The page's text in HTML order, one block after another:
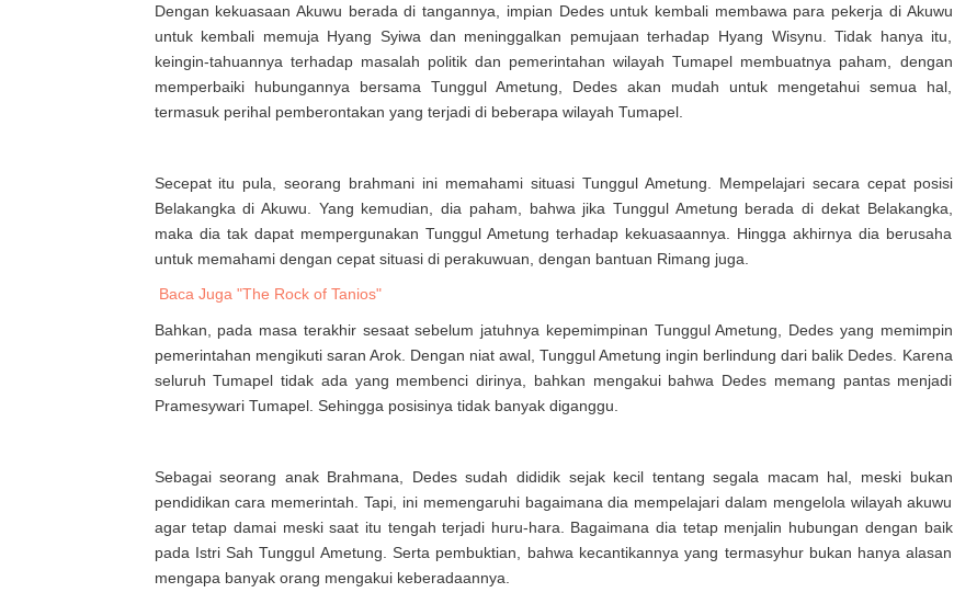
Dengan kekuasaan Akuwu berada di tangannya, impian Dedes untuk kembali membawa para pekerja di Akuwu
untuk kembali memuja Hyang Syiwa dan meninggalkan pemujaan terhadap Hyang Wisynu. Tidak hanya itu,
keingin-tahuannya terhadap masalah politik dan pemerintahan wilayah Tumapel membuatnya paham, dengan
memperbaiki hubungannya bersama Tunggul Ametung, Dedes akan mudah untuk mengetahui semua hal,
termasuk perihal pemberontakan yang terjadi di beberapa wilayah Tumapel.
Secepat itu pula, seorang brahmani ini memahami situasi Tunggul Ametung. Mempelajari secara cepat posisi
Belakangka di Akuwu. Yang kemudian, dia paham, bahwa jika Tunggul Ametung berada di dekat Belakangka,
maka dia tak dapat mempergunakan Tunggul Ametung terhadap kekuasaannya. Hingga akhirnya dia berusaha
untuk memahami dengan cepat situasi di perakuwuan, dengan bantuan Rimang juga.
Baca Juga "The Rock of Tanios"
Bahkan, pada masa terakhir sesaat sebelum jatuhnya kepemimpinan Tunggul Ametung, Dedes yang memimpin
pemerintahan mengikuti saran Arok. Dengan niat awal, Tunggul Ametung ingin berlindung dari balik Dedes. Karena
seluruh Tumapel tidak ada yang membenci dirinya, bahkan mengakui bahwa Dedes memang pantas menjadi
Pramesywari Tumapel. Sehingga posisinya tidak banyak diganggu.
Sebagai seorang anak Brahmana, Dedes sudah dididik sejak kecil tentang segala macam hal, meski bukan
pendidikan cara memerintah. Tapi, ini memengaruhi bagaimana dia mempelajari dalam mengelola wilayah akuwu
agar tetap damai meski saat itu tengah terjadi huru-hara. Bagaimana dia tetap menjalin hubungan dengan baik
pada Istri Sah Tunggul Ametung. Serta pembuktian, bahwa kecantikannya yang termasyhur bukan hanya alasan
mengapa banyak orang mengakui keberadaannya.